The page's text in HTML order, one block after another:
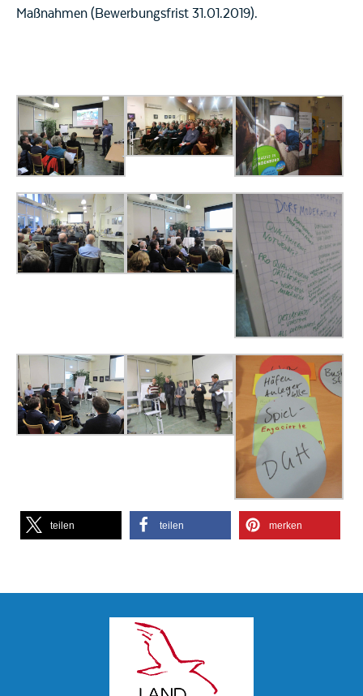
Maßnahmen (Bewerbungsfrist 31.01.2019).
teilen teilen merken